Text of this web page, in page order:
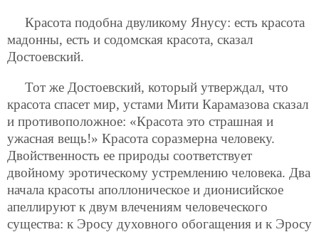
Красота подобна двуликому Янусу: есть красота
мадонны, есть и содомская красота, сказал
Достоевский.
Тот же Достоевский, который утверждал, что
красота спасет мир, устами Мити Карамазова сказал
и противоположное: «Красота это страшная и
ужасная вещь!» Красота соразмерна человеку.
Двойственность ее природы соответствует
двойному эротическому устремлению человека. Два
начала красоты аполлоническое и дионисийское
апеллируют к двум влечениям человеческого
существа: к Эросу духовного обогащения и к Эросу